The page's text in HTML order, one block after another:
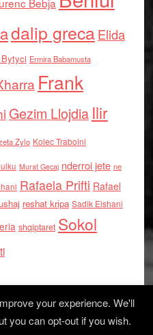
dalip grecaElida
Ermira Babamusta
Frank
Gezim Llojdia Ilir
Zylo Kolec Traboini
Murat Gecaj nderroi jete ne
Rafaela Prifti Rafael
reshat kripa Sadik Elshani
shqiptaret Sokol
your experience. We'll
you can opt-out if you wish.